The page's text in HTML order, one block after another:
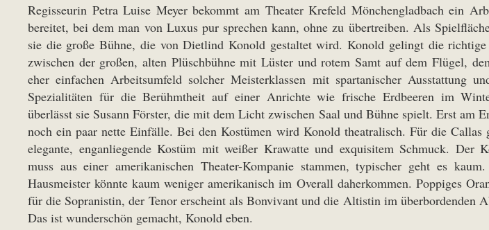
Regisseurin Petra Luise Meyer bekommt am Theater Krefeld Mönchengladbach ein
bereitet, bei dem man von Luxus pur sprechen kann, ohne zu übertreiben. Als
sie die große Bühne, die von Dietlind Konold gestaltet wird. Konold gelingt die
zwischen der großen, alten Plüschbühne mit Lüster und rotem Samt auf dem Flügel,
eher einfachen Arbeitsumfeld solcher Meisterklassen mit spartanischer Ausstattung
Spezialitäten für die Berühmtheit auf einer Anrichte wie frische Erdbeeren im
überlässt sie Susann Förster, die mit dem Licht zwischen Saal und Bühne spielt. Erst am
noch ein paar nette Einfälle. Bei den Kostümen wird Konold theatralisch. Für die Callas
elegante, enganliegende Kostüm mit weißer Krawatte und exquisitem Schmuck. Der
muss aus einer amerikanischen Theater-Kompanie stammen, typischer geht es
Hausmeister könnte kaum weniger amerikanisch im Overall daherkommen. Poppiges
für die Sopranistin, der Tenor erscheint als Bonvivant und die Altistin im überbordenden
Das ist wunderschön gemacht, Konold eben.